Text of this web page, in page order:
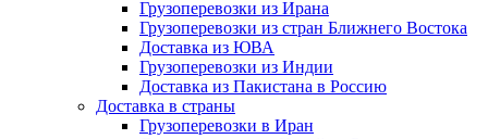
Грузоперевозки из Ирана
Грузоперевозки из стран Ближнего Востока
Доставка из ЮВА
Грузоперевозки из Индии
Доставка из Пакистана в Россию
Доставка в страны
Грузоперевозки в Иран